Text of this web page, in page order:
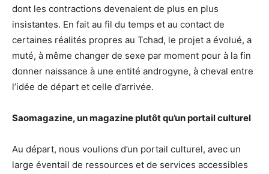
dont les contractions devenaient de plus en plus
insistantes. En fait au fil du temps et au contact de
certaines réalités propres au Tchad, le projet a évolué, a
muté, à même changer de sexe par moment pour à la fin
donner naissance à une entité androgyne, à cheval entre
l’idée de départ et celle d’arrivée.
Saomagazine, un magazine plutôt qu’un portail culturel
Au départ, nous voulions d’un portail culturel, avec un
large éventail de ressources et de services accessibles